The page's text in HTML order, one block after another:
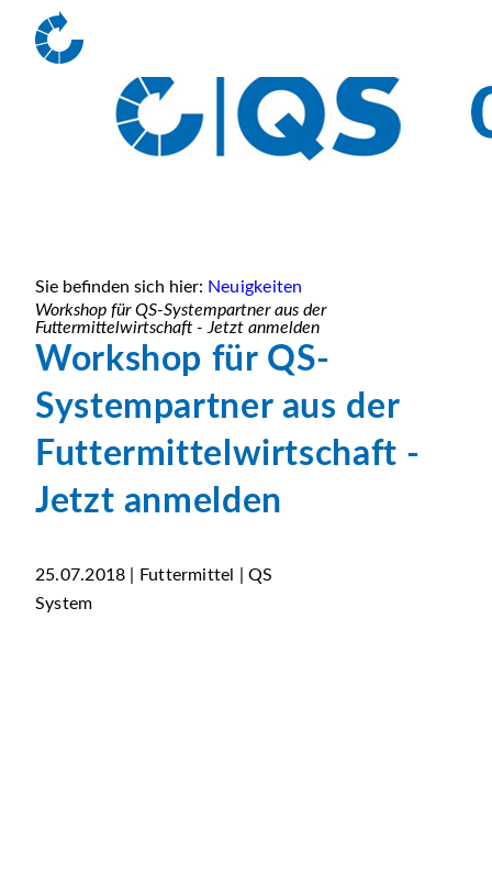
Sie befinden sich hier: Neuigkeiten
Workshop für QS-Systempartner aus der
Futtermittelwirtschaft - Jetzt anmelden
Workshop für QS-
Systempartner aus der
Futtermittelwirtschaft -
Jetzt anmelden
25.07.2018 | Futtermittel | QS
System